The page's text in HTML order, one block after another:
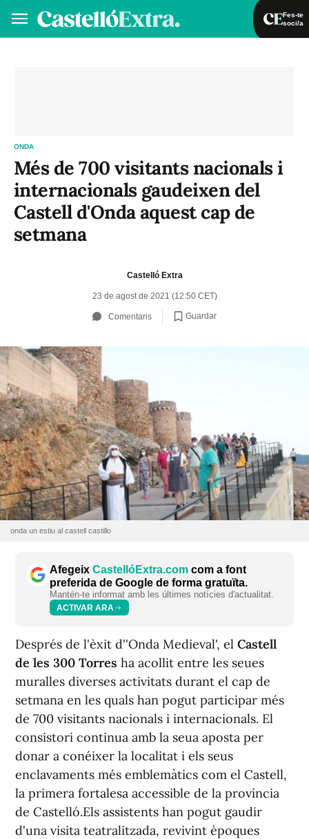
Fes-te
soci/a
ONDA
Més de 700 visitants nacionals i
internacionals gaudeixen del
Castell d'Onda aquest cap de
setmana
Castelló Extra
23 de agost de 2021 (12:50 CET)
Comentaris Guardar
onda un estiu al castell castillo
Afegeix CastellóExtra.com com a font
preferida de Google de forma gratuïta.
Mantén-te informat amb les últimes notícies d'actualitat.
ACTIVAR ARA
Després de l'èxit d''Onda Medieval', el Castell
de les 300 Torres ha acollit entre les seues
muralles diverses activitats durant el cap de
setmana en les quals han pogut participar més
de 700 visitants nacionals i internacionals. El
consistori continua amb la seua aposta per
donar a conéixer la localitat i els seus
enclavaments més emblemàtics com el Castell,
la primera fortalesa accessible de la província
de Castelló.Els assistents han pogut gaudir
d'una visita teatralitzada, revivint èpoques